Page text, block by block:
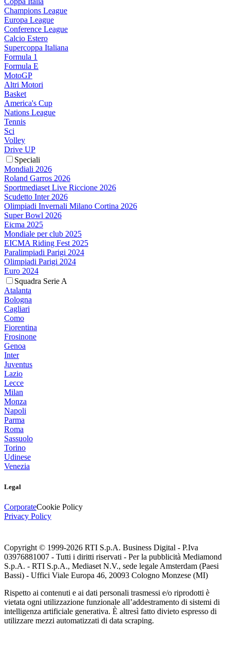
Champions League
Europa League
Conference League
Calcio Estero
Supercoppa Italiana
Formula 1
Formula E
MotoGP
Altri Motori
Basket
America's Cup
Nations League
Tennis
Sci
Volley
Drive UP
Speciali
Mondiali 2026
Roland Garros 2026
Sportmediaset Live Riccione 2026
Scudetto Inter 2026
Olimpiadi Invernali Milano Cortina 2026
Super Bowl 2026
Eicma 2025
Mondiale per club 2025
EICMA Riding Fest 2025
Paralimpiadi Parigi 2024
Olimpiadi Parigi 2024
Euro 2024
Squadra Serie A
Atalanta
Bologna
Cagliari
Como
Fiorentina
Frosinone
Genoa
Inter
Juventus
Lazio
Lecce
Milan
Monza
Napoli
Parma
Roma
Sassuolo
Torino
Udinese
Venezia
Legal
CorporateCookie Policy
Privacy Policy
Copyright © 1999-2026 RTI S.p.A. Business Digital - P.Iva
03976881007 - Tutti i diritti riservati - Per la pubblicità Mediamond
S.p.A. - RTI S.p.A., Mediaset N.V., sede legale Amsterdam (Paesi
Bassi) - Uffici Viale Europa 46, 20093 Cologno Monzese (MI)
Rispetto ai contenuti e ai dati personali trasmessi e/o riprodotti è
vietata ogni utilizzazione funzionale all’addestramento di sistemi di
intelligenza artificiale generativa. È altresì fatto divieto espresso di
utilizzare mezzi automatizzati di data scraping.